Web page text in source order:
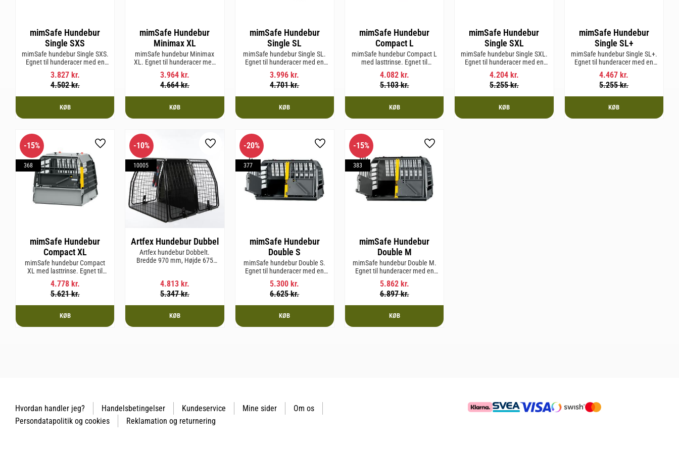
mimSafe Hundebur
Single SXS
mimSafe hundebur Single SXS.
Egnet til hunderacer med en
skulderhøjde på op til 52 cm.
3.827kr.
4.502kr.
KØB
mimSafe Hundebur
Minimax XL
mimSafe hundebur Minimax
XL. Egnet til hunderacer med
en skulderhøjde på op til 38
cm.
3.964kr.
4.664kr.
KØB
mimSafe Hundebur
Single SL
mimSafe hundebur Single SL.
Egnet til hunderacer med en
skulderhøjde på op til 58 cm.
3.996 kr.
4.701kr.
KØB
mimSafe Hundebur
Compact L
mimSafe hundebur Compact L
med lasttrinse. Egnet til
hunderacer med en
skulderhøjde på op til 58 cm.
4.082kr.
5.103kr.
KØB
mimSafe Hundebur
Single SXL
mimSafe hundebur Single SXL.
Egnet til hunderacer med en
skulderhøjde på op til 64 cm.
4.204kr.
5.255kr.
KØB
mimSafe Hundebur
Single SL+
mimSafe hundebur Single SL+.
Egnet til hunderacer med en
skulderhøjde på op til 62 cm.
4.467 kr.
5.255kr.
KØB
mimSafe Hundebur
Compact XL
mimSafe hundebur Compact
XL med lasttrinse. Egnet til
hunderacer med en
skulderhøjde på op til 58 cm.
4.778kr.
5.621kr.
15%
368
Gem som favorit
KØB
Artfex Hundebur Dubbel
Artfex hundebur Dobbelt.
Bredde 970 mm, Højde 675
4.813kr.
5.347kr.
10%
10005
Gem som favorit
KØB
mimSafe Hundebur
Double S
mimSafe hundebur Double S.
Egnet til hunderacer med en
skulderhøjde på op til 52 cm.
5.300 kr.
6.625kr.
20%
377
Gem som favorit
KØB
mimSafe Hundebur
Double M
mimSafe hundebur Double M.
Egnet til hunderacer med en
skulderhøjde på op til 58 cm.
5.862kr.
6.897kr.
15%
383
Gem som favorit
KØB
Hvordan handler jeg? Handelsbetingelser Kundeservice Mine sider
Om os
Persondatapolitik og cookies
Reklamation og returnering